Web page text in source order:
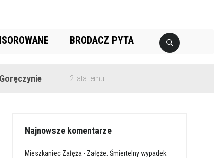
BRODACZ PYTA
2 lata temu
Najnowsze komentarze
Mieszkaniec Załęża - Załęże. Śmiertelny wypadek.